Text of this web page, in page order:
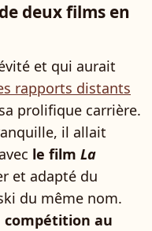
deux films en
et qui aurait
rapports distants
prolifique carrière.
il allait
le film La
et adapté du
du même nom.
compétition au